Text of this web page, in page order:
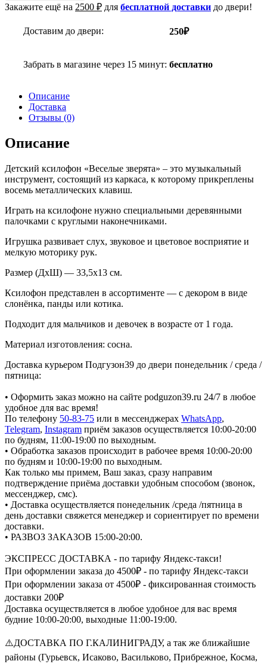
Закажите ещё на 2500 ₽ для бесплатной доставки до двери!
Доставим до двери: 250₽
Забрать в магазине через 15 минут: бесплатно
Описание
Доставка
Отзывы (0)
Описание
Детский ксилофон «Веселые зверята» – это музыкальный
инструмент, состоящий из каркаса, к которому прикреплены
восемь металлических клавиш.
Играть на ксилофоне нужно специальными деревянными
палочками с круглыми наконечниками.
Игрушка развивает слух, звуковое и цветовое восприятие и
мелкую моторику рук.
Размер (ДхШ) — 33,5х13 см.
Ксилофон представлен в ассортименте — с декором в виде
слонёнка, панды или котика.
Подходит для мальчиков и девочек в возрасте от 1 года.
Материал изготовления: сосна.
Доставка курьером Подгузон39 до двери понедельник / среда /
пятница:
• Оформить заказ можно на сайте podguzon39.ru 24/7 в любое
удобное для вас время!
По телефону 50-83-75 или в мессенджерах WhatsApp,
Telegram, Instagram приём заказов осуществляется 10:00-20:00
по будням, 11:00-19:00 по выходным.
• Обработка заказов происходит в рабочее время 10:00-20:00
по будням и 10:00-19:00 по выходным.
Как только мы примем, Ваш заказ, сразу направим
подтверждение приёма доставки удобным способом (звонок,
мессенджер, смс).
• Доставка осуществляется понедельник /среда /пятница в
день доставки свяжется менеджер и сориентирует по времени
доставки.
• РАЗВОЗ ЗАКАЗОВ 15:00-20:00.
ЭКСПРЕСС ДОСТАВКА - по тарифу Яндекс-такси!
При оформлении заказа до 4500₽ - по тарифу Яндекс-такси
При оформлении заказа от 4500₽ - фиксированная стоимость
доставки 200₽
Доставка осуществляется в любое удобное для вас время
будние 10:00-20:00, выходные 11:00-19:00.
⚠️ДОСТАВКА ПО Г.КАЛИНИГРАДУ, а так же ближайшие
районы (Гурьевск, Исаково, Васильково, Прибрежное, Косма,